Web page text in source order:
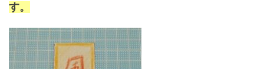
す。